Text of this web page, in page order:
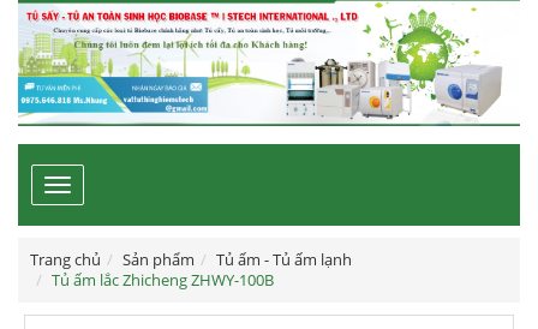
Toggle
navigation
Trang chủ Sản phẩm
Tủ ấm - Tủ ấm lạnh
Tủ ấm lắc Zhicheng ZHWY-100B